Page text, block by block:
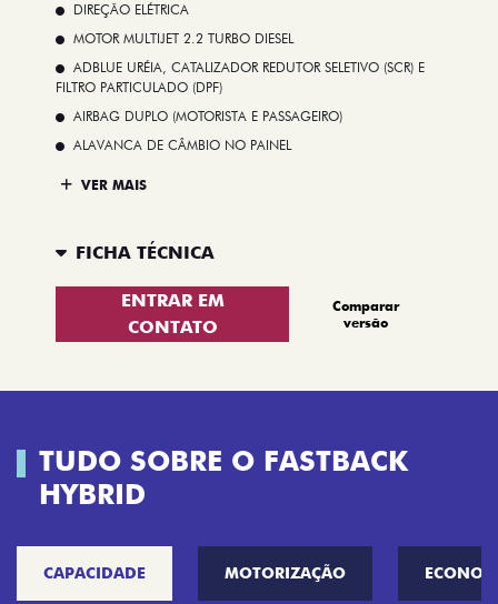
DIREÇÃO ELÉTRICA
MOTOR MULTIJET 2.2 TURBO DIESEL
ADBLUE URÉIA, CATALIZADOR REDUTOR SELETIVO (SCR) E
FILTRO PARTICULADO (DPF)
AIRBAG DUPLO (MOTORISTA E PASSAGEIRO)
ALAVANCA DE CÂMBIO NO PAINEL
VER MAIS
FICHA TÉCNICA
ENTRAR EM
CONTATO
Comparar
versão
TUDO SOBRE O FASTBACK
HYBRID
CAPACIDADE MOTORIZAÇÃO